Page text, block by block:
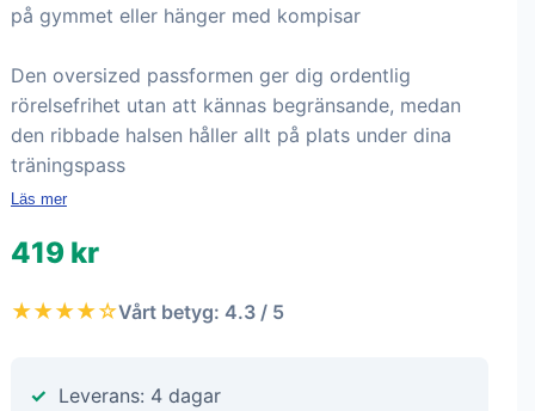
på gymmet eller hänger med kompisar
Den oversized passformen ger dig ordentlig
rörelsefrihet utan att kännas begränsande, medan
den ribbade halsen håller allt på plats under dina
träningspass
Läs mer
419 kr
★★★★☆Vårt betyg: 4.3 / 5
Leverans: 4 dagar